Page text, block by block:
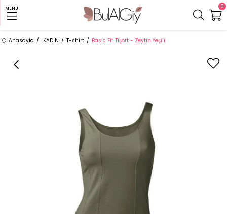
MENU 0
Anasayfa KADIN T-shirt Basic Fit Tişört - Zeytin Yeşili